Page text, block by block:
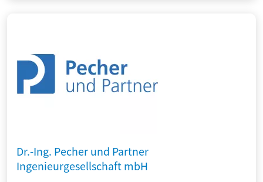
Dr.-Ing. Pecher und Partner
Ingenieurgesellschaft mbH